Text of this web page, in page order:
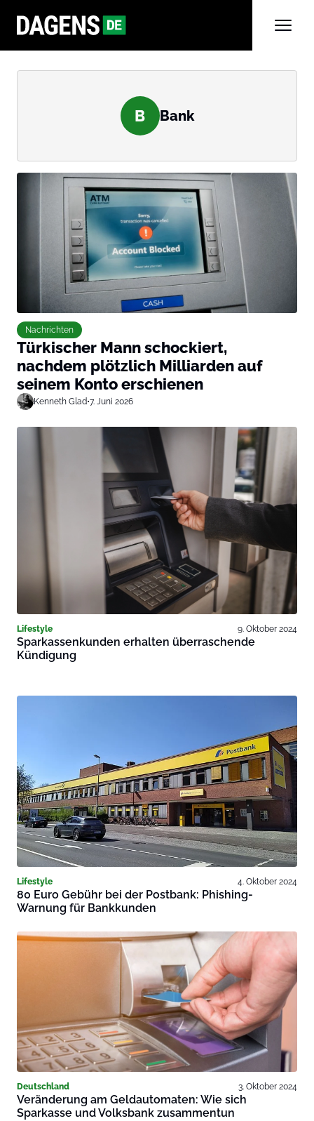
B Bank
Nachrichten
Türkischer Mann schockiert,
nachdem plötzlich Milliarden auf
seinem Konto erschienen
Kenneth Glad•7. Juni 2026
Lifestyle 9. Oktober 2024
Sparkassenkunden erhalten überraschende
Kündigung
Lifestyle 4. Oktober 2024
80 Euro Gebühr bei der Postbank: Phishing-
Warnung für Bankkunden
Deutschland 3. Oktober 2024
Veränderung am Geldautomaten: Wie sich
Sparkasse und Volksbank zusammentun